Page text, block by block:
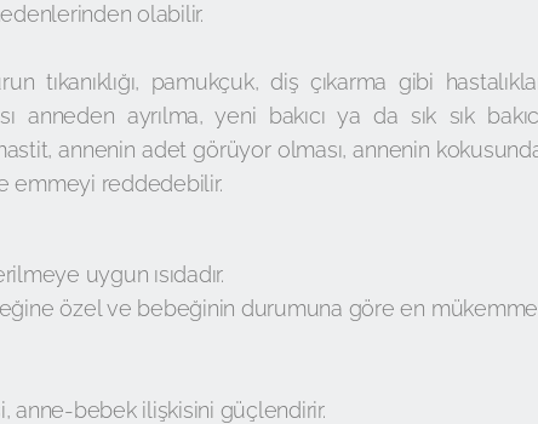
olabilir.
tıkanıklığı, pamukçuk, diş çıkarma gibi
ayrılma, yeni bakıcı ya da sık sık
annenin adet görüyor olması, annenin
emmeyi reddedebilir.
uygun ısıdadır.
özel ve bebeğinin durumuna göre en mükemmel
anne-bebek ilişkisini güçlendirir.